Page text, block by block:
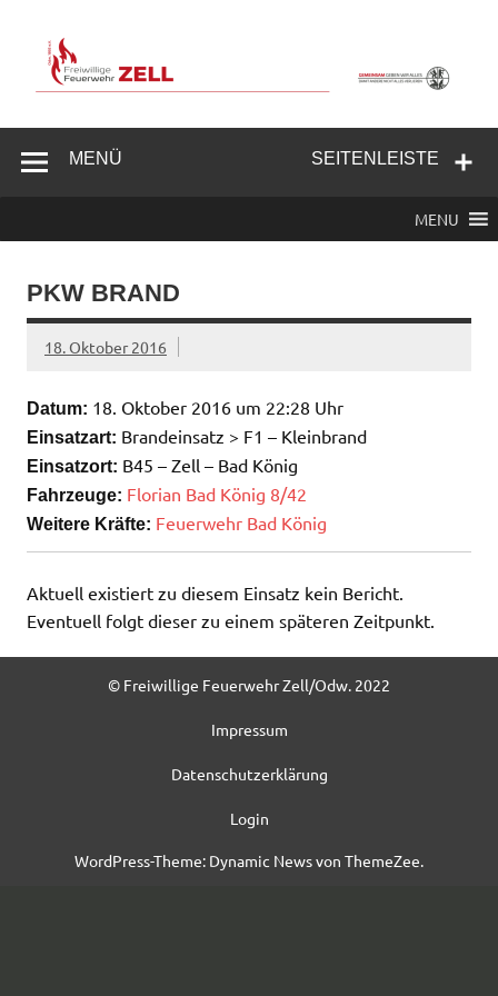
springen
Feuerwehr
SEITENLEISTE
MENÜ
MENU
PKW BRAND
18. Oktober 2016
Datum: 18. Oktober 2016 um 22:28 Uhr
Einsatzart: Brandeinsatz > F1 – Kleinbrand
Einsatzort: B45 – Zell – Bad König
Fahrzeuge: Florian Bad König 8/42
Weitere Kräfte: Feuerwehr Bad König
Aktuell existiert zu diesem Einsatz kein Bericht.
Eventuell folgt dieser zu einem späteren Zeitpunkt.
© Freiwillige Feuerwehr Zell/Odw. 2022
Impressum
Datenschutzerklärung
Login
WordPress-Theme: Dynamic News von ThemeZee.